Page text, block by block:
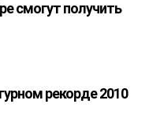
смогут получить
рекорде 2010